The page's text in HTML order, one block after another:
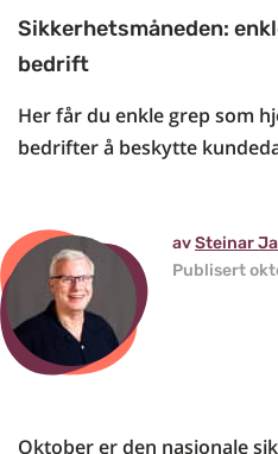
Sikkerhetsmåneden:
bedrift
Her får du enkle grep som
bedrifter å beskytte
avSteinar
Publisert
Oktober er den nasjonale